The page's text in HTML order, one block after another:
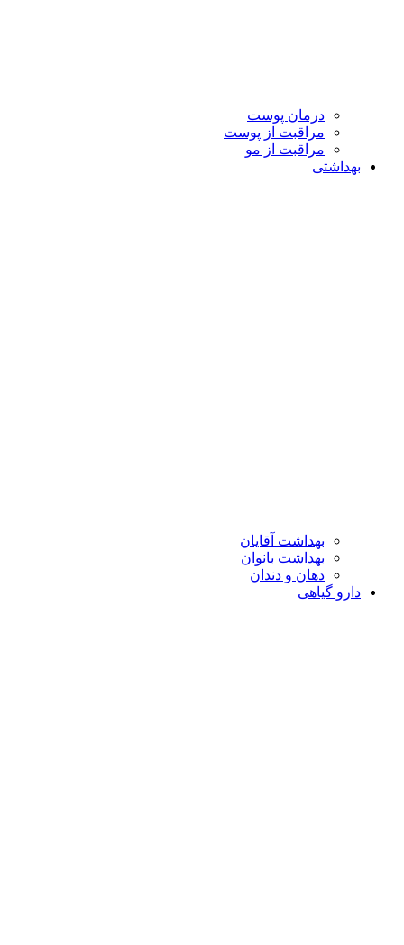
درمان پوست
مراقبت از پوست
مراقبت از مو
بهداشتی
بهداشت آقایان
بهداشت بانوان
دهان و دندان
دارو گیاهی